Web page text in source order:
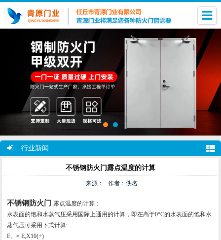
行业新闻
不锈钢防火门露点温度的计算
来源： 作者：佚名
不锈钢防火门 露点温度的计算：
水表面的饱和水蒸气压采用国际上通用的计算，即在高于0°C的水表面的饱和水
蒸气压可采用下式计算:
E。= E,X10(+)